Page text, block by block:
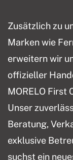
Zusätzlich zu
Marken wie
erweitern wir
offizieller
MORELO First
Unser
Beratung,
exklusive
suchst ein